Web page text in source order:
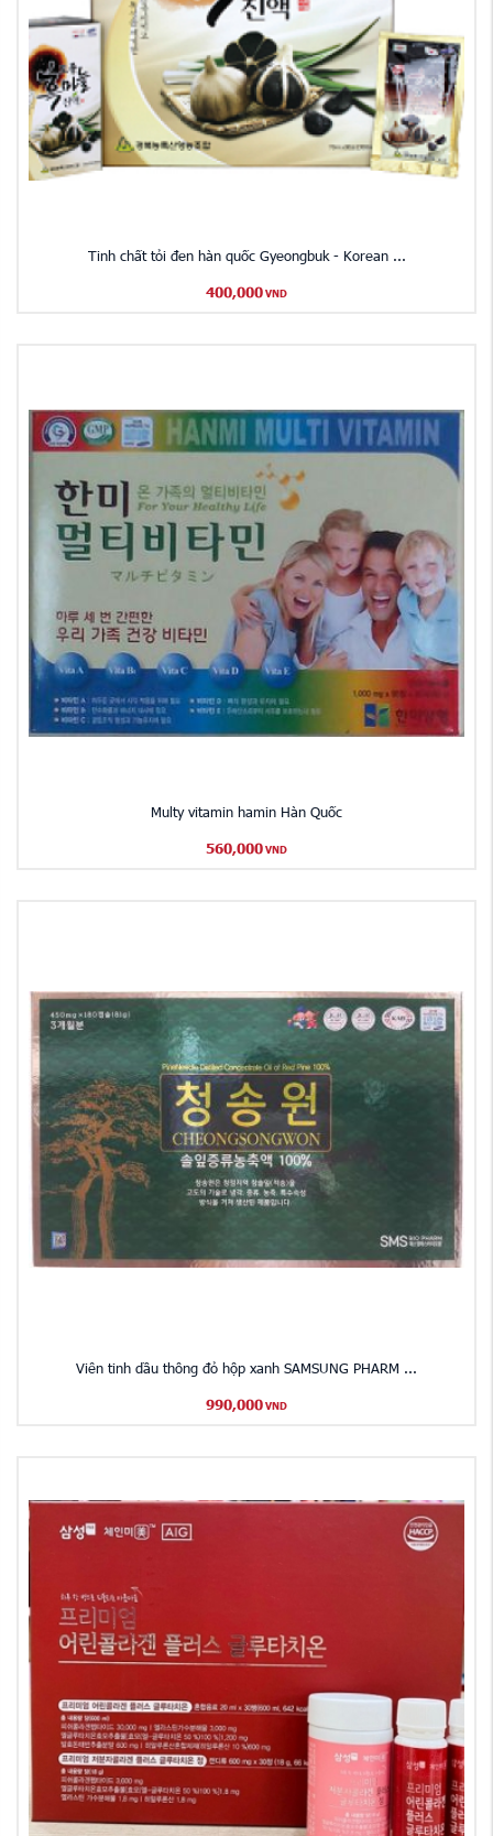
Tinh chất tỏi đen hàn quốc Gyeongbuk - Korean ...
400,000 VND
Multy vitamin hamin Hàn Quốc
560,000 VND
Viên tinh dầu thông đỏ hộp xanh SAMSUNG PHARM ...
990,000 VND